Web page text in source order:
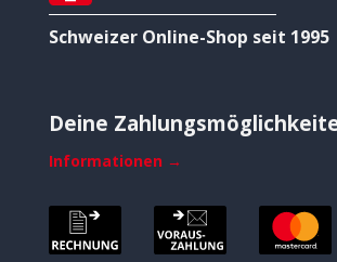
Schweizer Online-Shop seit 1995
Deine
Informationen →